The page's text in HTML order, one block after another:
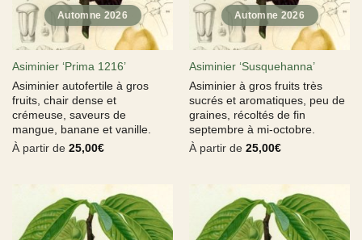
Asiminier ‘Prima 1216’
Asiminier autofertile à gros
fruits, chair dense et
crémeuse, saveurs de
mangue, banane et vanille.
À partir de 25,00€
Asiminier ‘Susquehanna’
Asiminier à gros fruits très
sucrés et aromatiques, peu de
graines, récoltés de fin
septembre à mi-octobre.
À partir de 25,00€